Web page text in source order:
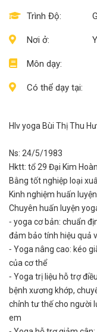
Trình Độ:
Nơi ở:
Môn dạy:
Có thể dạy tại:
Hlv yoga Bùi Thị Thu
Ns: 24/5/1983
Hktt: tổ 29 Đại Kim
Bằng tốt nghiệp loại
Kinh nghiệm huấn
Chuyên huấn luyện
⁃ yoga cơ bản: chuẩn
đảm bảo tính hiệu quả
⁃ Yoga nâng cao: kéo
của cơ thể
⁃ Yoga trị liệu hỗ trợ
bệnh xương khớp,
chỉnh tư thế cho người
em